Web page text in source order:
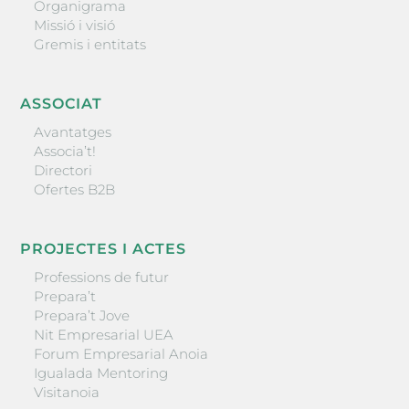
Organigrama
Missió i visió
Gremis i entitats
ASSOCIAT
Avantatges
Associa’t!
Directori
Ofertes B2B
PROJECTES I ACTES
Professions de futur
Prepara’t
Prepara’t Jove
Nit Empresarial UEA
Forum Empresarial Anoia
Igualada Mentoring
Visitanoia